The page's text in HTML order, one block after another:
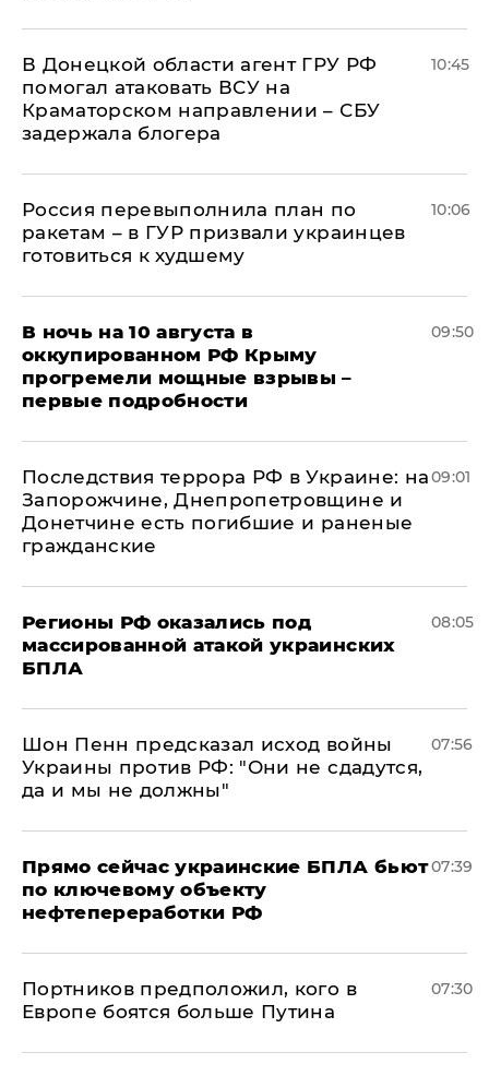
В Донецкой области агент ГРУ РФ
помогал атаковать ВСУ на
Краматорском направлении – СБУ
задержала блогера
10:45
Россия перевыполнила план по
ракетам – в ГУР призвали украинцев
готовиться к худшему
10:06
В ночь на 10 августа в
оккупированном РФ Крыму
прогремели мощные взрывы –
первые подробности
09:50
Последствия террора РФ в Украине: на
Запорожчине, Днепропетровщине и
Донетчине есть погибшие и раненые
гражданские
09:01
Регионы РФ оказались под
массированной атакой украинских
БПЛА
08:05
Шон Пенн предсказал исход войны
Украины против РФ: "Они не сдадутся,
да и мы не должны"
07:56
Прямо сейчас украинские БПЛА бьют
по ключевому объекту
нефтепереработки РФ
07:39
Портников предположил, кого в
Европе боятся больше Путина
07:30